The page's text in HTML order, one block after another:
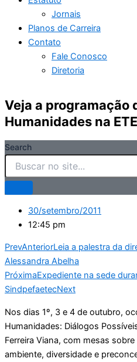
Jornais
Planos de Carreira
Contato
Fale Conosco
Diretoria
Veja a programação
Humanidades na
Search
30/setembro/2011
12:45 pm
PrevAnteriorLeia a palestra da
Alessandra Abelha
PróximaExpediente na sede
SindpefaetecNext
Nos dias 1º, 3 e 4 de outubro,
Humanidades: Diálogos
Ferreira Viana, com mesas
ambiente, diversidade e